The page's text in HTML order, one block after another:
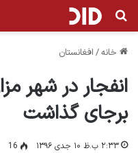
جستجو برای
خانه/ افغانستان
برجاى گذاشت
۲:۳۳ ب.ظ ۱۰ جدی ۱۳۹۶ 16